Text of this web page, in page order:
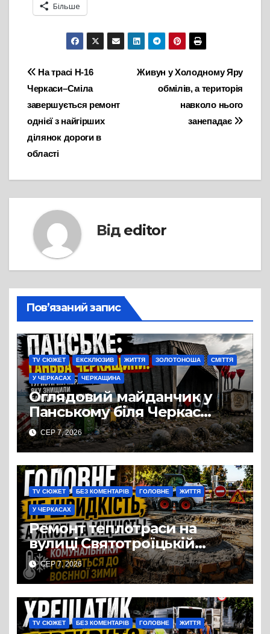
Більше
Навігація
записів
Живун у Холодному Яру
обмілів, а територія
навколо нього
занепадає
На трасі Н-16
Черкаси–Сміла
завершується ремонт
однієї з найгірших
ділянок дороги в
області
Від editor
Пов’язаний запис
TV СЮЖЕТ ЕКСКЛЮЗИВ ЖИТТЯ ЗОЛОТОНОША СМІТТЯ
У ЧЕРКАСАХ ЧЕРКАЩИНА
Оглядовий майданчик у
Панському біля Черкас
перетворився на занедбане
сміттєзвалище
СЕР 7, 2026
TV СЮЖЕТ БЕЗ КОМЕНТАРІВ ГОЛОВНЕ ЖИТТЯ
У ЧЕРКАСАХ
Ремонт теплотраси на
вулиці Святотроїцькій
затягнувся порівняно із
запланованими термінами.
Вулицю досі не відкрили
для руху
СЕР 7, 2026
TV СЮЖЕТ БЕЗ КОМЕНТАРІВ ГОЛОВНЕ ЖИТТЯ